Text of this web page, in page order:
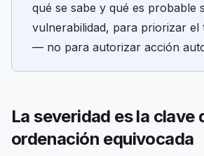
qué se sabe y qué es probable
vulnerabilidad, para priorizar el
— no para autorizar acción
La severidad es la clave
ordenación equivocada